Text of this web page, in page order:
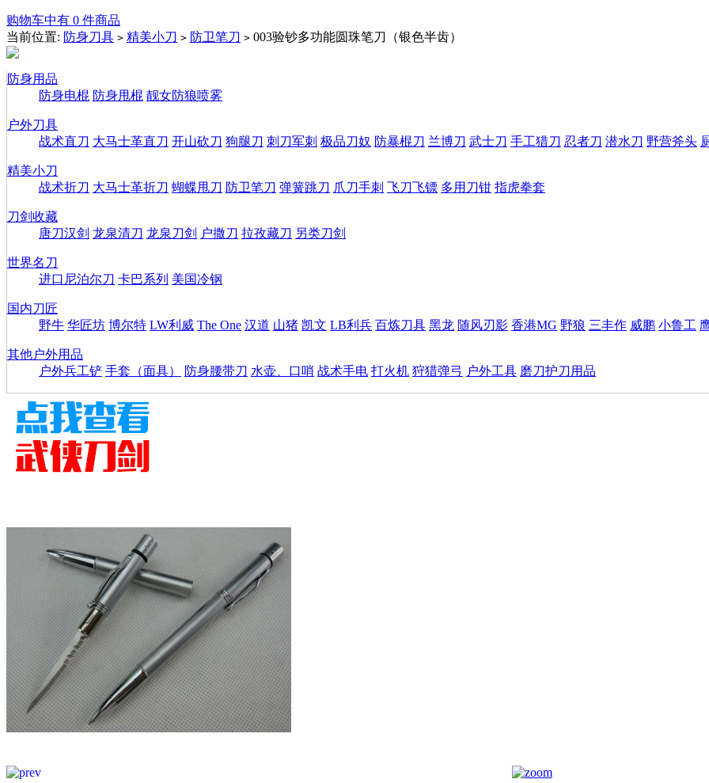
购物车中有 0 件商品
当前位置: 防身刀具 > 精美小刀 > 防卫笔刀 > 003验钞多功能圆珠笔刀（银色半齿）
防身用品
防身电棍 防身甩棍 靓女防狼喷雾
户外刀具
战术直刀 大马士革直刀 开山砍刀 狗腿刀 刺刀军刺 极品刀奴 防暴棍刀 兰博刀 武士刀 手工猎刀 忍者刀 潜水刀 野营斧头
精美小刀
战术折刀 大马士革折刀 蝴蝶甩刀 防卫笔刀 弹簧跳刀 爪刀手刺 飞刀飞镖 多用刀钳 指虎拳套
刀剑收藏
唐刀汉剑 龙泉清刀 龙泉刀剑 户撒刀 拉孜藏刀 另类刀剑
世界名刀
进口尼泊尔刀 卡巴系列 美国冷钢
国内刀匠
野牛 华匠坊 博尔特 LW利威 The One 汉道 山猪 凯文 LB利兵 百炼刀具 黑龙 随风刃影 香港MG 野狼 三丰作 威鹏 小鲁工
其他户外用品
户外兵工铲 手套（面具） 防身腰带刀 水壶、口哨 战术手电 打火机 狩猎弹弓 户外工具 磨刀护刀用品